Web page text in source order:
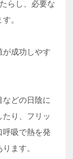
らし、必要な
。
が成功しやす
などの日陰に
り、フリッ
呼吸で熱を発
ます。